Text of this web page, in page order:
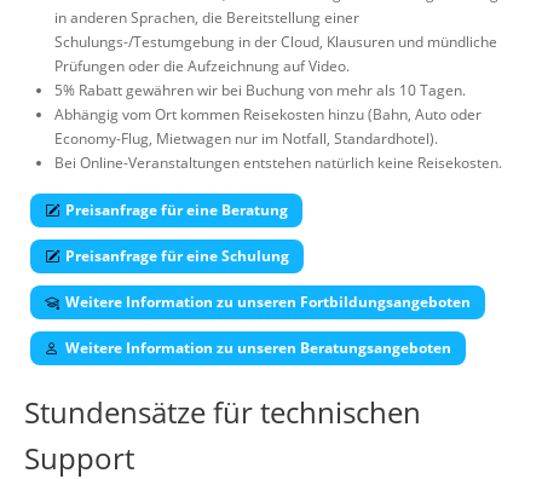
in anderen Sprachen, die Bereitstellung einer
Schulungs-/Testumgebung in der Cloud, Klausuren und mündliche
Prüfungen oder die Aufzeichnung auf Video.
5% Rabatt gewähren wir bei Buchung von mehr als 10 Tagen.
Abhängig vom Ort kommen Reisekosten hinzu (Bahn, Auto oder
Economy-Flug, Mietwagen nur im Notfall, Standardhotel).
Bei Online-Veranstaltungen entstehen natürlich keine Reisekosten.
Preisanfrage für eine Beratung
Preisanfrage für eine Schulung
Weitere Information zu unseren Fortbildungsangeboten
Weitere Information zu unseren Beratungsangeboten
Stundensätze für technischen
Support